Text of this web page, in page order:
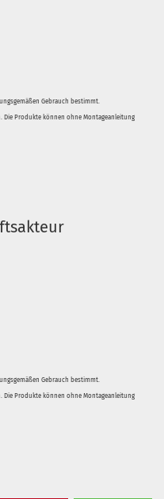
Gebrauch bestimmt.
Die Produkte können ohne Montageanleitung
Gebrauch bestimmt.
Die Produkte können ohne Montageanleitung